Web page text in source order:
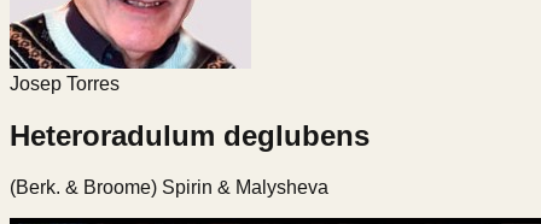
Josep Torres
Heteroradulum deglubens
(Berk. & Broome) Spirin & Malysheva